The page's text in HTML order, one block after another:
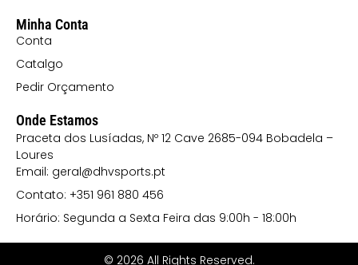
Minha Conta
Conta
Catalgo
Pedir Orçamento
Onde Estamos
Praceta dos Lusíadas, Nº 12 Cave 2685-094 Bobadela –
Loures
Email: geral@dhvsports.pt
Contato: +351 961 880 456
Horário: Segunda a Sexta Feira das 9:00h - 18:00h
© 2026 All Rights Reserved.